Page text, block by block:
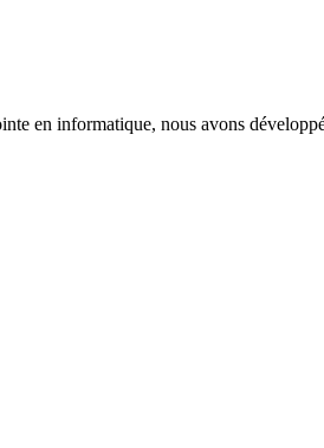
en informatique, nous avons